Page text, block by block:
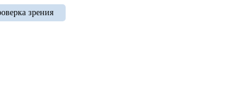
зрения